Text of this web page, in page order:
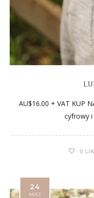
AU$16.00 + VAT KUP
cyfrowy
0
24
MAJ